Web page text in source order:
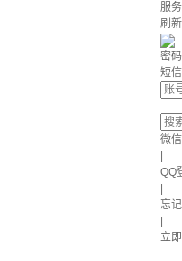
服
刷新
密
短
微
QQ
忘
立